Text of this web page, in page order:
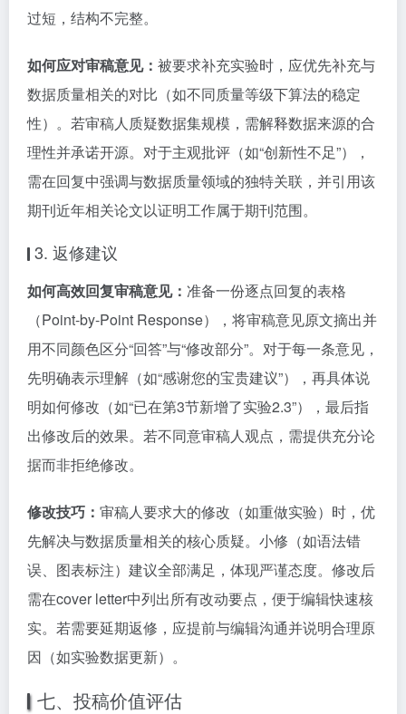
过短，结构不完整。
如何应对审稿意见： 被要求补充实验时，应优先补充与
数据质量相关的对比（如不同质量等级下算法的稳定
性）。若审稿人质疑数据集规模，需解释数据来源的合
理性并承诺开源。对于主观批评（如“创新性不足”），
需在回复中强调与数据质量领域的独特关联，并引用该
期刊近年相关论文以证明工作属于期刊范围。
3. 返修建议
如何高效回复审稿意见： 准备一份逐点回复的表格
（Point-by-Point Response），将审稿意见原文摘出并
用不同颜色区分“回答”与“修改部分”。对于每一条意见，
先明确表示理解（如“感谢您的宝贵建议”），再具体说
明如何修改（如“已在第3节新增了实验2.3”），最后指
出修改后的效果。若不同意审稿人观点，需提供充分论
据而非拒绝修改。
修改技巧： 审稿人要求大的修改（如重做实验）时，优
先解决与数据质量相关的核心质疑。小修（如语法错
误、图表标注）建议全部满足，体现严谨态度。修改后
需在cover letter中列出所有改动要点，便于编辑快速核
实。若需要延期返修，应提前与编辑沟通并说明合理原
因（如实验数据更新）。
七、投稿价值评估